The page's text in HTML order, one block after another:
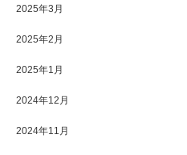
2025年3月
2025年2月
2025年1月
2024年12月
2024年11月